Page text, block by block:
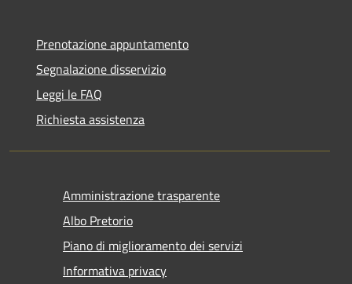
Prenotazione appuntamento
Segnalazione disservizio
Leggi le FAQ
Richiesta assistenza
Amministrazione trasparente
Albo Pretorio
Piano di miglioramento dei servizi
Informativa privacy